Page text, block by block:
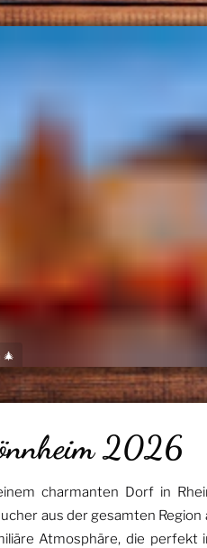
🎄
2026
charmanten Dorf in
aus der gesamten Region
Atmosphäre, die perfekt